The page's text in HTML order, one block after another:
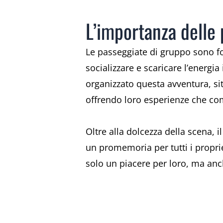
L’importanza
Le passeggiate di gruppo sono
socializzare e scaricare
organizzato questa avventura,
offrendo loro esperienze che
Oltre alla dolcezza della scena,
un promemoria per tutti i
solo un piacere per loro, ma